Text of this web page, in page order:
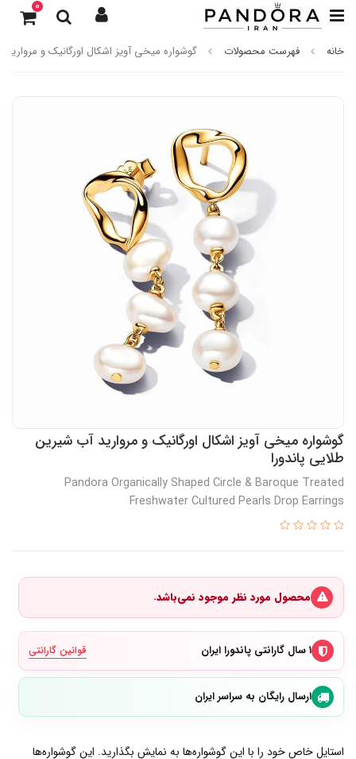
0
خانه فهرست محصولات گوشواره میخی آویز اشکال اورگانیک و
گوشواره میخی آویز اشکال اورگانیک و مروارید آب شیرین
طلایی پاندورا
Pandora Organically Shaped Circle & Baroque Treated
Freshwater Cultured Pearls Drop Earrings
محصول مورد نظر موجود نمی‌باشد.
۱ سال گارانتی پاندورا ایران قوانین گارانتی
ارسال رایگان به سراسر ایران
استایل خاص خود را با این گوشواره‌ها به نمایش بگذارید. این گوشواره‌ها